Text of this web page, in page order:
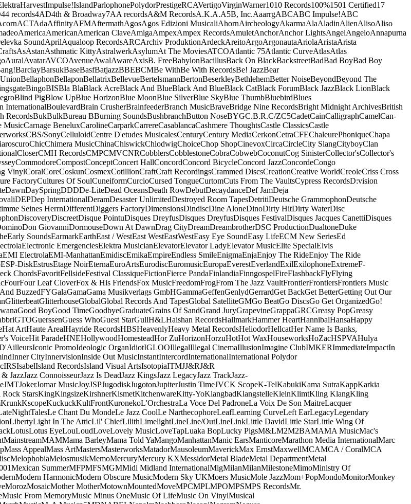
HarvestImpulse!IslandParlophonePolydorPrestigeRCAVertigoVirginWarner1010 Records100%1501 Certified17
44 records4AD4th & Broadway7AA recordsA&M RecordsA.K.A.A5B, Inc.AaarrgABCABC Impulse!ABC
ACTAdaAffinityAFMAftermathAgosAgos Edizioni MusicaliAhornAircheologyAkarmaAlaAladinAlienAlisoAliso
AmericaAmericanAmerican ClaveAmigaAmpexAmpex RecordsAmuletAnchorAnchor LightsAngelAngeloAnnapurna
SoundAprilAqualoop RecordsARCArchiv ProduktionArdeckAreitoArgoArgonautaAriolaAristaArista
AsAstanAsthmatic KittyAstralwerkAsylumAt The MoviesATCOAtlantic 75Atlantic CurveAtlasAtlas
AuralAvatarAVCOAvenueAwalAwareAxisB. FreeBabylonBacillusBack On BlackBackstreetBadBad BoyBad Boy
BarclayBarsukBaseBasfBatjazzBBEBCMBe WithBe With RecordsBe! JazzBear
BellaphonBellaponBellatrixBellevueBertelsmannBertonBeserkleyBethlehemBetter NoiseBeyondBeyond The
BingoBISBla BlaBlack AcreBlack And BlueBlack And BlueBlack CatBlack ForumBlack JazzBlack LionBlack
Blind PigBlow UpBlue HorizonBlue MoonBlue SilverBlue SkyBlue ThumbBluebirdBlues
InternationalBoulevardBrain CrusherBrainfeederBranch MusicBraveBridge Nine RecordsBright Midnight ArchivesBritish
RecordsBukBulkBureau BBurning SoundsBushbranchButton NoseBYGC.B.R.C/ZC5CadetCainCalligraphCamelCan-
MusicCarnage BeneluxCarolineCarparkCarrereCasablancaCashmere ThoughtsCastle ClassicsCastle
CBS/SonyCelluloidCentre D'etudes MusicalesCenturyCentury MediaCerkonCetraCFEChaleurePhoniqueChapa
ChicChimera MusicChinaChiswickChlodwigChoiceChop ShopCinevoxCircaCircleCity SlangCityboyClan
CloserCMH RecordsCMPCMVCNRCobblersCobblestoneCobraCobwebCoconutCog SinisterCollector'sCollector's
CommodoreCompostConceptConcert HallConcordConcord BicycleConcord JazzConcordeCongo
VinylCoralCoreCoskunCosmexCotillionCraftCraft RecordingsCrammed DiscsCreationCreative WorldCreoleCriss Cross
FactoryCultures Of SoulCuneiformCurcioCursed TongueCurtomCuts From The VaultsCypress RecordsD:vision
DawnDaySpringDDDDe-LiteDead OceansDeath RowDebutDecaydanceDef JamDeja
DEPDep InternationalDeramDesaster UnlimitedDestroyed Room TapesDetritiDeutsche GrammophonDeutsche
Seines HerrnDifferentDiggers FactoryDimensionsDindiscDine AloneDinoDirty HitDirty WaterDisc
DiscoveryDiscreetDisque PointuDisques DreyfusDisques DreyfusDisques FestivalDisques Jacques CanettiDisques
Don GiovanniDormouseDown At DawnDrag CityDreamDreambrotherDSC ProductionDualtoneDuke
Early SoundsEarmarkEarthEast / WestEast WestEastWestEasy Eye SoundEasy LifeECM New SeriesEd
Electronic EmergenciesElektra MusicianElevatorElevator LadyElevator MusicElite SpecialElvis
EMI ElectrolaEMI-ManhattanEmidiscEmikaEmpireEndless SmileEnigmaEnjaEnjoy The RideEnjoy The Ride
ESP-DiskEstrusEtage NoirEternaEuroArtsEurodiscEuromusicEuropaEverestEverlandExilExilophoneExtremeF-
ChordsFavoritFellsideFestival ClassiqueFictionFierce PandaFinlandiaFinngospelFireFlashbackFlyFlying
FourFour Leaf CloverFox & His FriendsFox MusicFreedomFrogFrom The Jazz VaultFrontierFrontiersFrontiers Music
BuzzedFYGalaGamaGama Musikverlags GmbHGammaGeffenGenlydGerrardGet BackGet BetterGetting Out Our
GlitterbeatGlitterhouseGlobalGlobal Records And TapesGlobal SatelliteGMGo BeatGo DiscsGo Get OrganizedGo!
Good BoyGood TimeGoodbyeGraduateGrains Of SandGrand JuryGrapevineGrappaGRCGreasy PopGreasy
GTOGuerssenGuess WhoGuest StarGullH&LHaishan RecordsHallmarkHammer HeartHannibalHansaHappy
Hat ArtHaute ArealHayride RecordsHBSHeavenlyHeavy Metal RecordsHeliodorHellcatHer Name Is Banks,
VoiceHit ParadeHNEHollywoodHomesteadHor ZuHorizonHorzuHotHot WaxHouseworksHoZacHSPVAHulya
Iconic PromoIdeologic OrganIdiotIGLOOIllegalIllegal CinemaIllusionImagine ClubIMKERImmediateImpactIn
Inner CityInnervisionInside Out MusicInstantIntercordInternationalInternational Polydor
IRSIsabelIsland RecordsIsland Visual ArtsIsotopiaITMJJ&RJ&R
& JazzJazz ConnoisseurJazz Is DeadJazz KingsJazz LegacyJazz TrackJazz-
JMTJokerJomar MusicJoyJSPJugodiskJugotonJupiterJustin TimeJVCK ScopeK-TelKabukiKama SutraKappKarkia
StarsKingKingsizeKirshnerKismetKitchenwareKitty-YoKlangbadKlangstelleKleinKlimtKling KlangKling
KrunkKscopeKuckuckKultFrontKuronekoL'OrchestraLa Voce Del PadroneLa Voix De Son MaitreLacquer
Le Chant Du MondeLe Jazz CoolLe NarthecophoreLeafLearning CurveLeft EarLegacyLegendary
LibertyLight In The AtticLil' ChiefLilithLimelightLineLine/OutLineLinkLittle DavidLittle StarLittle Wing Of
LotusLotus EyeLouLoudLoveLovely MusicLoveTapLuaka BopLucky PigsM&LM2M2BAMAMA MusicMac's
MainstreamMAMMama BarleyMama Told YaMangoManhattanManic EarsManticoreMarathon Media InternationalMarc
Mass AppealMass ArtMastersMasterworksMatadorMausoleumMaverickMax ErnstMaxwellMCAMCA / CoralMCA
MelophobiaMelosmusikMemoMercuryMercury KXMessidorMetal BladeMetal DepartmentMetal
Mexican SummerMFPMFSMGMMidi Midland InternationalMigMilanMilanMilestoneMimoMinistry Of
Modern HarmonicModern Obscure MusicModern Sky UKMoers MusicMole JazzMom+PopMondoMonitorMonkey
MorozMosaicMother MotherMotownMountedMoveMPCMPLMPOMPSMPS RecordsMr.
Music From MemoryMusic Minus OneMusic Of LifeMusic On VinylMusical